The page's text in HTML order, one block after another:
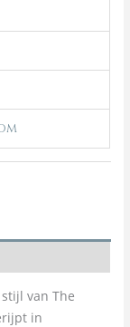
van The
in